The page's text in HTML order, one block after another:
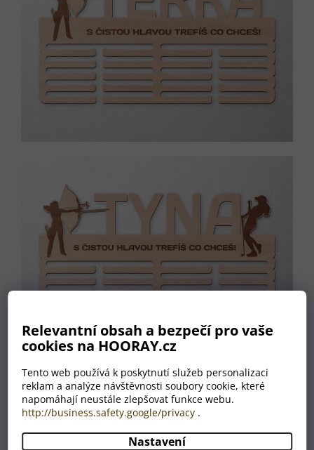
Relevantní obsah a bezpečí pro vaše
cookies na HOORAY.cz
Tento web používá k poskytnutí služeb personalizaci
reklam a analýze návštěvnosti soubory cookie, které
napomáhají neustále zlepšovat funkce webu.
http://business.safety.google/privacy .
Nastavení